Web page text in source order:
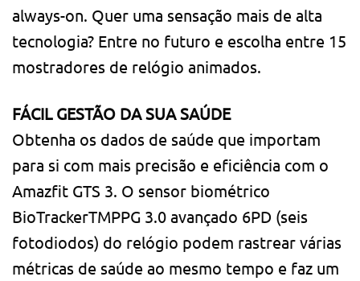
always-on. Quer uma sensação mais de alta
tecnologia? Entre no futuro e escolha entre 15
mostradores de relógio animados.
FÁCIL GESTÃO DA SUA SAÚDE
Obtenha os dados de saúde que importam
para si com mais precisão e eficiência com o
Amazfit GTS 3. O sensor biométrico
BioTrackerTMPPG 3.0 avançado 6PD (seis
fotodiodos) do relógio podem rastrear várias
métricas de saúde ao mesmo tempo e faz um